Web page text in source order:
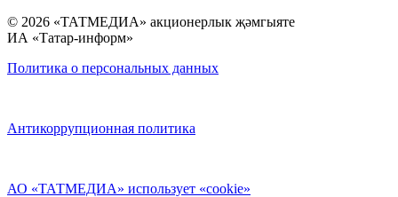
© 2026 «ТАТМЕДИА» акционерлык җәмгыяте
ИА «Татар-информ»
Политика о персональных данных
Антикоррупционная политика
АО «ТАТМЕДИА» использует «cookie»